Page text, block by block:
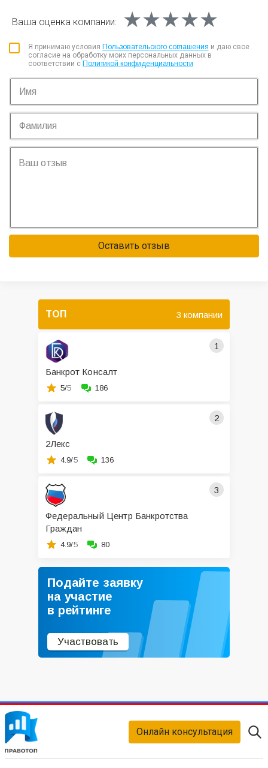
Ваша оценка компании: ★★★★★
★★★★★
★★★★★
Я принимаю условия Пользовательского соглашения и даю свое
согласие на обработку моих персональных данных в
соответствии с Политикой конфиденциальности
Оставить отзыв
ТОП 3 компании
1
Банкрот Консалт
5/5 186
2
2Лекс
4.9/5 136
3
Федеральный Центр Банкротства
Граждан
4.9/5 80
Подайте заявку
на участие
в рейтинге
Участвовать
Онлайн консультация